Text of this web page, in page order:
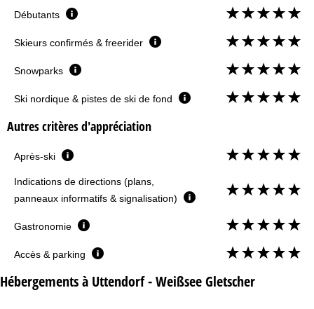
Débutants
Skieurs confirmés & freerider
Snowparks
Ski nordique & pistes de ski de fond
Autres critères d'appréciation
Après-ski
Indications de directions (plans,
panneaux informatifs & signalisation)
Gastronomie
Accès & parking
Hébergements à Uttendorf - Weißsee Gletscher